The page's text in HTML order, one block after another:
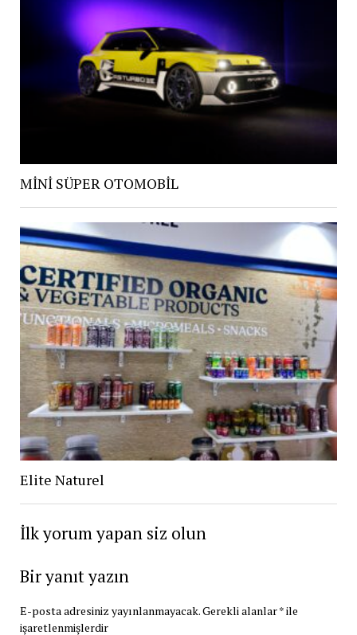
MİNİ SÜPER OTOMOBİL
Elite Naturel
İlk yorum yapan siz olun
Bir yanıt yazın
E-posta adresiniz yayınlanmayacak.Gerekli alanlar*ile
işaretlenmişlerdir